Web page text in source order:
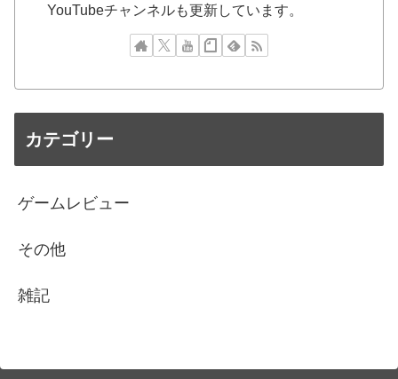
YouTubeチャンネルも更新しています。
カテゴリー
ゲームレビュー
その他
雑記